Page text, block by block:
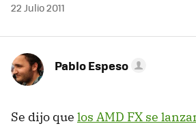
22 Julio 2011
Pablo Espeso
Se dijo que los AMD FX se